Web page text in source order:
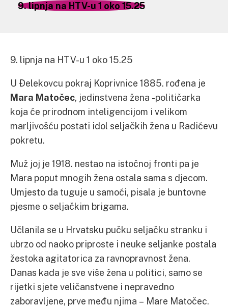
9. lipnja na HTV-u 1 oko 15.25
9. lipnja na HTV-u 1 oko 15.25
U Đelekovcu pokraj Koprivnice 1885. rođena je
Mara Matočec, jedinstvena žena -političarka
koja će prirodnom inteligencijom i velikom
marljivošću postati idol seljačkih žena u Radićevu
pokretu.
Muž joj je 1918. nestao na istočnoj fronti pa je
Mara poput mnogih žena ostala sama s djecom.
Umjesto da tuguje u samoći, pisala je buntovne
pjesme o seljačkim brigama.
Učlanila se u Hrvatsku pučku seljačku stranku i
ubrzo od naoko priproste i neuke seljanke postala
žestoka agitatorica za ravnopravnost žena.
Danas kada je sve više žena u politici, samo se
rijetki sjete veličanstvene i nepravedno
zaboravljene, prve među njima – Mare Matočec.